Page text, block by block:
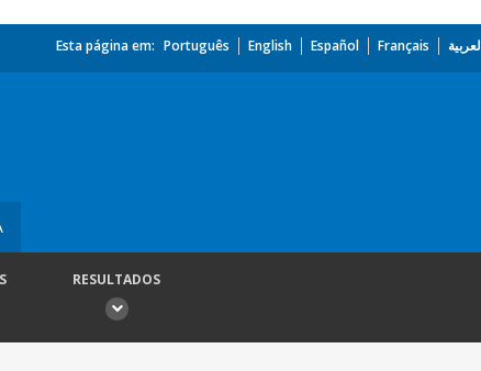
Esta página em: Português English Español Français
RESULTADOS